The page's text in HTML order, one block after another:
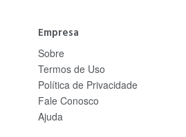
Empresa
Sobre
Termos de Uso
Política de Privacidade
Fale Conosco
Ajuda